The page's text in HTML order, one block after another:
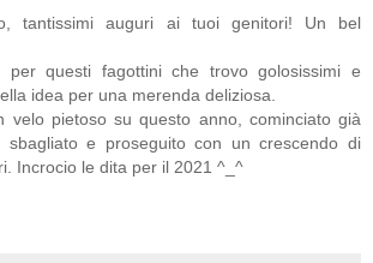
tantissimi auguri ai tuoi genitori! Un bel
per questi fagottini che trovo golosissimi e
idea per una merenda deliziosa.
velo pietoso su questo anno, cominciato già
sbagliato e proseguito con un crescendo di
Incrocio le dita per il 2021 ^_^